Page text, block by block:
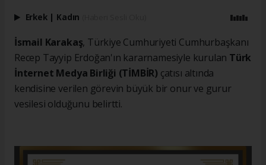
Erkek | Kadın
İsmail Karakaş, Türkiye Cumhuriyeti Cumhurbaşkanı
Recep Tayyip Erdoğan'ın kararnamesiyle kurulan Türk
İnternet Medya Birliği (TİMBİR) çatısı altında
kendisine verilen görevin büyük bir onur ve gurur
vesilesi olduğunu belirtti.